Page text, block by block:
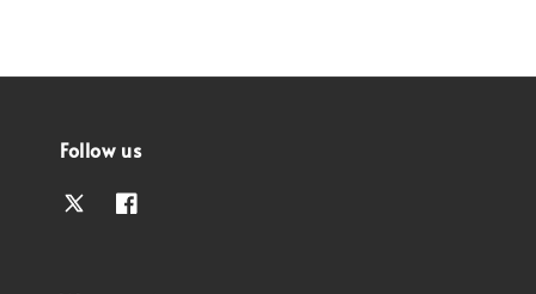
Follow us